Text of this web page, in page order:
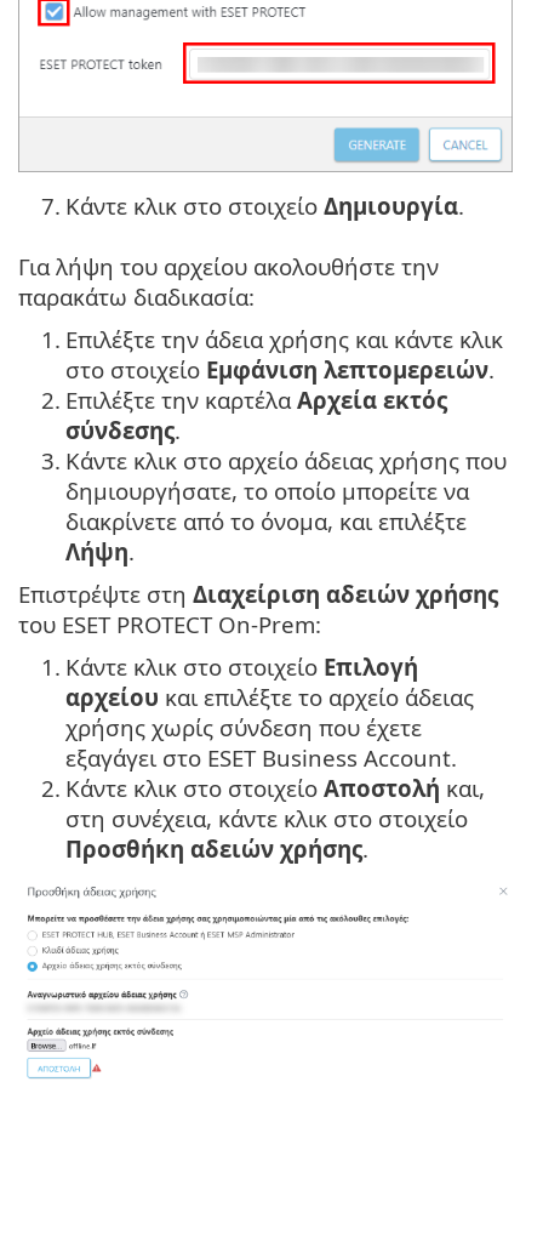
7. Κάντε κλικ στο στοιχείο Δημιουργία.
Για λήψη του αρχείου ακολουθήστε την
παρακάτω διαδικασία:
1. Επιλέξτε την άδεια χρήσης και κάντε κλικ
στο στοιχείο Εμφάνιση λεπτομερειών.
2. Επιλέξτε την καρτέλα Αρχεία εκτός
σύνδεσης.
3. Κάντε κλικ στο αρχείο άδειας χρήσης που
δημιουργήσατε, το οποίο μπορείτε να
διακρίνετε από το όνομα, και επιλέξτε
Λήψη.
Επιστρέψτε στη Διαχείριση αδειών χρήσης
του ESET PROTECT On-Prem:
1. Κάντε κλικ στο στοιχείο Επιλογή
αρχείου και επιλέξτε το αρχείο άδειας
χρήσης χωρίς σύνδεση που έχετε
εξαγάγει στο ESET Business Account.
2. Κάντε κλικ στο στοιχείο Αποστολή και,
στη συνέχεια, κάντε κλικ στο στοιχείο
Προσθήκη αδειών χρήσης.